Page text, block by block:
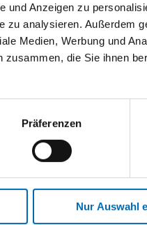
und Anzeigen zu
zu analysieren. Außerdem
Medien, Werbung und
zusammen, die Sie ihnen
Präferenzen
Nur Auswahl